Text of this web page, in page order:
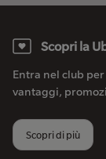
Scopri la
Entra nel club
vantaggi,
Scopri di più